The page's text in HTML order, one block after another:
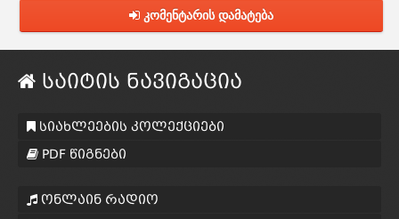
კომენტარის დამატება
საიტის ნავიგაცია
სიახლეების კოლექციები
PDF წიგნები
ონლაინ რადიო